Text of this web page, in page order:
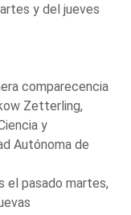
y del jueves
comparecencia
Zetterling,
y
Autónoma de
el pasado martes,